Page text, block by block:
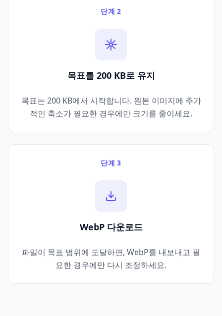
단계 2
목표를 200 KB로 유지
목표는 200 KB에서 시작합니다. 원본 이미지에 추가
적인 축소가 필요한 경우에만 크기를 줄이세요.
단계 3
WebP 다운로드
파일이 목표 범위에 도달하면, WebP를 내보내고 필
요한 경우에만 다시 조정하세요.